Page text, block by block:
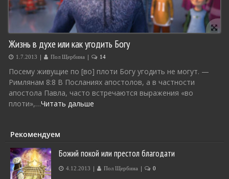
Жизнь в духе или как угодить Богу
1.7.2013 | Пол Щербина | 14
Посему живущие по [во] плоти Богу угодить не могут. —
Римлянам 8:8 В Посланиях апостолов, а в частности
апостола Павла, часто встречаются выражения «во
плоти»,…Читать дальше
Рекомендуем
Божий покой или престол благодати
4.12.2013 | Пол Щербина | 0